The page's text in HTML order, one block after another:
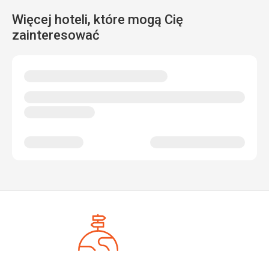
Więcej hoteli, które mogą Cię
zainteresować